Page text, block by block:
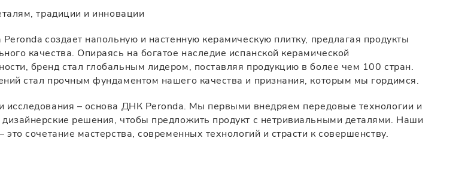
традиции и инновации
создает напольную и настенную керамическую плитку, предлагая продукты
качества. Опираясь на богатое наследие испанской керамической
бренд стал глобальным лидером, поставляя продукцию в более чем 100 стран.
стал прочным фундаментом нашего качества и признания, которым мы гордимся.
исследования – основа ДНК Peronda. Мы первыми внедряем передовые технологии и
решения, чтобы предложить продукт с нетривиальными деталями. Наши
это сочетание мастерства, современных технологий и страсти к совершенству.